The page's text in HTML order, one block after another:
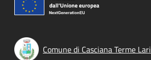
Comune di Casciana Terme Lari